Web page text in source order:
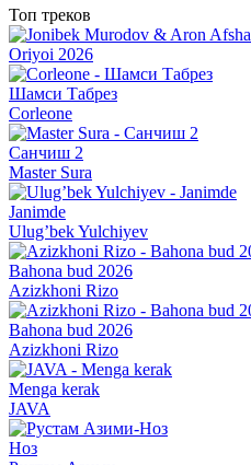
Топ треков
Oriyoi 2026
Шамси Табрез
Corleone
Санчиш 2
Master Sura
Janimde
Ulug’bek Yulchiyev
Bahona bud 2026
Azizkhoni Rizo
Bahona bud 2026
Azizkhoni Rizo
Menga kerak
JAVA
Ноз